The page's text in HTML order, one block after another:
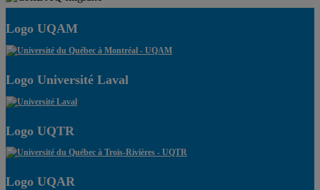
Logo UQAM
Logo Université Laval
Logo UQTR
Logo UQAR